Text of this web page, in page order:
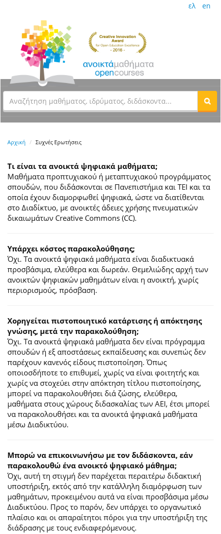
ελ en
Αρχική Συχνές Ερωτήσεις
Τι είναι τα ανοικτά ψηφιακά μαθήματα;
Μαθήματα προπτυχιακού ή μεταπτυχιακού προγράμματος
σπουδών, που διδάσκονται σε Πανεπιστήμια και ΤΕΙ και τα
οποία έχουν διαμορφωθεί ψηφιακά, ώστε να διατίθενται
στο Διαδίκτυο, με ανοικτές άδειες χρήσης πνευματικών
δικαιωμάτων Creative Commons (CC).
Υπάρχει κόστος παρακολούθησης;
Όχι. Τα ανοικτά ψηφιακά μαθήματα είναι διαδικτυακά
προσβάσιμα, ελεύθερα και δωρεάν. Θεμελιώδης αρχή των
ανοικτών ψηφιακών μαθημάτων είναι η ανοικτή, χωρίς
περιορισμούς, πρόσβαση.
Χορηγείται πιστοποιητικό κατάρτισης ή απόκτησης
γνώσης, μετά την παρακολούθηση;
Όχι. Τα ανοικτά ψηφιακά μαθήματα δεν είναι πρόγραμμα
σπουδών ή εξ αποστάσεως εκπαίδευσης και συνεπώς δεν
παρέχουν κανενός είδους πιστοποίηση. Όπως
οποιοσδήποτε το επιθυμεί, χωρίς να είναι φοιτητής και
χωρίς να στοχεύει στην απόκτηση τίτλου πιστοποίησης,
μπορεί να παρακολουθήσει διά ζώσης, ελεύθερα,
μαθήματα στους χώρους διδασκαλίας των ΑΕΙ, έτσι μπορεί
να παρακολουθήσει και τα ανοικτά ψηφιακά μαθήματα
μέσω Διαδικτύου.
Μπορώ να επικοινωνήσω με τον διδάσκοντα, εάν
παρακολουθώ ένα ανοικτό ψηφιακό μάθημα;
Όχι, αυτή τη στιγμή δεν παρέχεται περαιτέρω διδακτική
υποστήριξη, εκτός από την κατάλληλη διαμόρφωση των
μαθημάτων, προκειμένου αυτά να είναι προσβάσιμα μέσω
Διαδικτύου. Προς το παρόν, δεν υπάρχει το οργανωτικό
πλαίσιο και οι απαραίτητοι πόροι για την υποστήριξη της
διάδρασης με τους ενδιαφερόμενους.